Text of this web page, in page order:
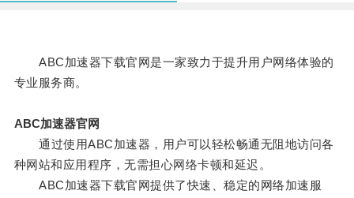
ABC加速器下载官网是一家致力于提升用户网络体验的
专业服务商。
ABC加速器官网
通过使用ABC加速器，用户可以轻松畅通无阻地访问各
种网站和应用程序，无需担心网络卡顿和延迟。
ABC加速器下载官网提供了快速、稳定的网络加速服